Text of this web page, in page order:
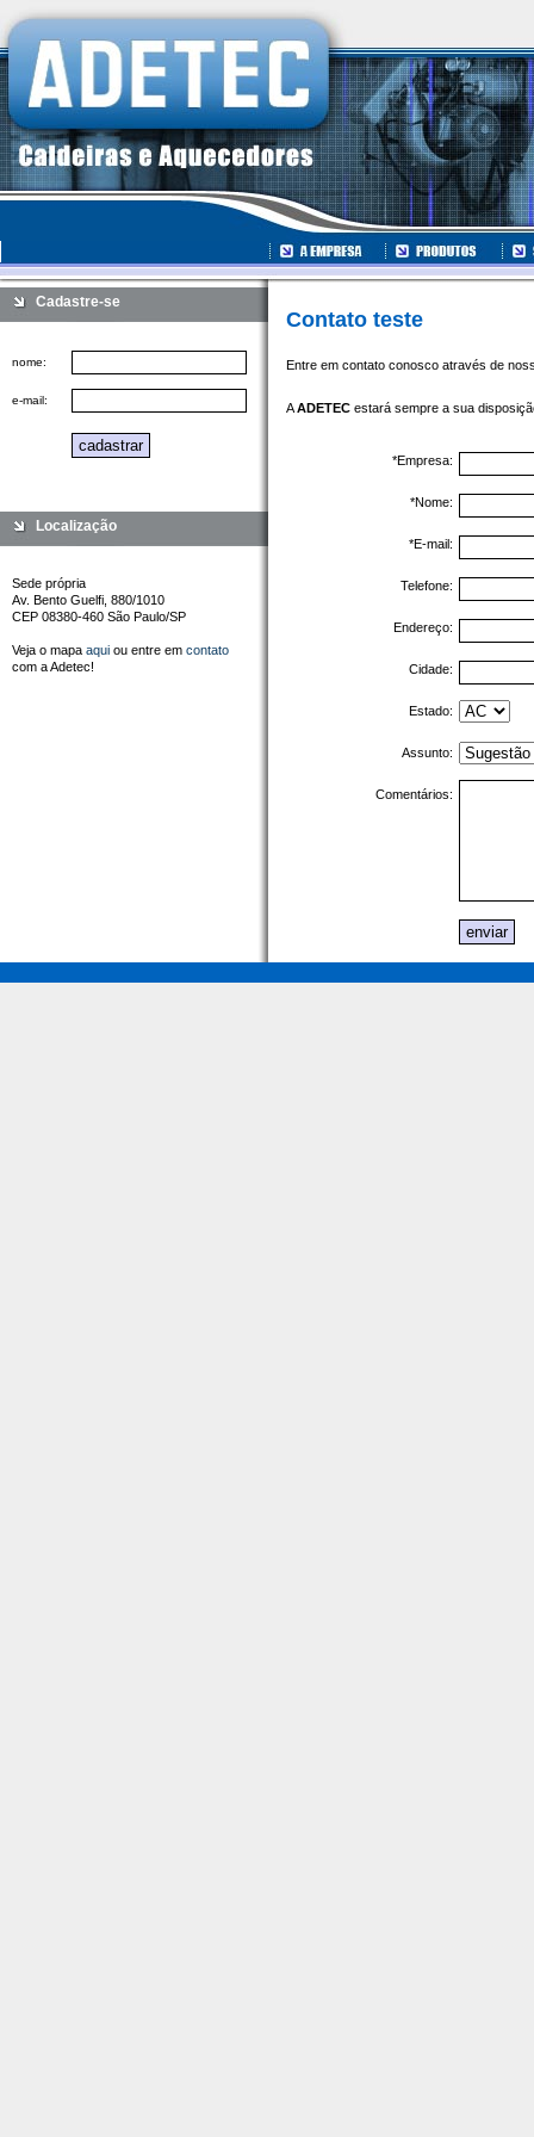
Contato teste
Entre em contato conosco através de
AADETEC estará sempre a sua
*Empresa:
*Nome:
*E-mail:
Telefone:
Endereço:
Cidade:
Estado:
Assunto:
Comentários:
Cadastre-se
nome:
e-mail:
Localização
Sede própria
Av. Bento Guelfi, 880/1010
CEP 08380-460 São Paulo/SP
Veja o mapa aqui ou entre em contato
com a Adetec!